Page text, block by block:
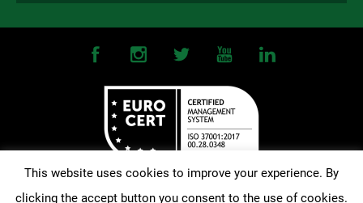
This website uses cookies to improve your experience. By
clicking the accept button you consent to the use of cookies.